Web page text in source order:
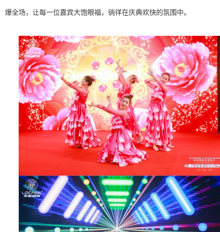
爆全场，让每一位嘉宾大饱眼福，徜徉在庆典欢快的氛围中。